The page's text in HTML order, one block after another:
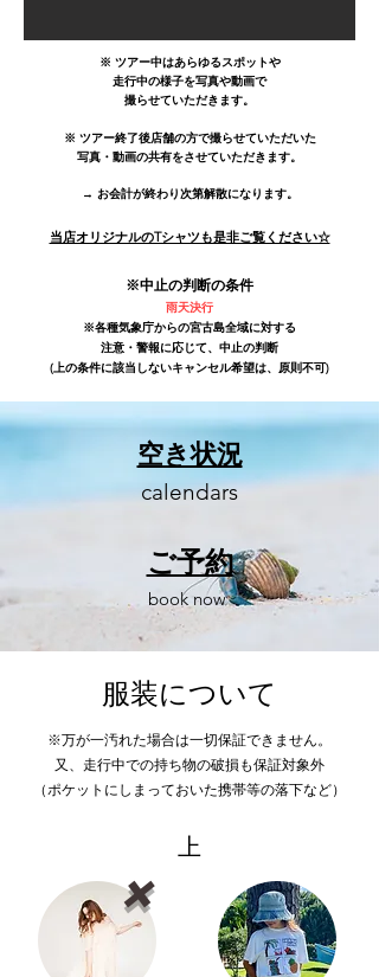
​※ ツアー中はあらゆるスポットや
走行中の様子を写真や動画で
撮らせていただきます。
※ ツアー終了後店舗の方で撮らせていただいた
写真・動画の共有をさせていただきます。
→ お会計が終わり次第解散になります。
​当店オリジナルのTシャツも是非ご覧ください☆
※中止の判断の条件
雨天決行
※各種気象庁からの宮古島全域に対する
注意・警報に応じて、中止の判断
(上の条件に該当しないキャンセル希望は、原則不可)
空き状況
calendars
ご予約
book now
​服装について
※万が一汚れた場合は一切保証できません。
又、走行中での持ち物の破損も保証対象外
（ポケットにしまっておいた携帯等の落下など）
上
​❌